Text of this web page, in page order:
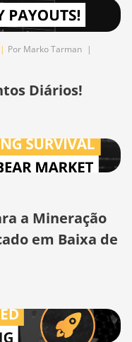
| Por Marko Tarman |
Diários!
a Mineração
em Baixa de